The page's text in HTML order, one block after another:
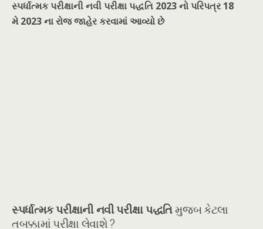
સ્પર્ધાત્મક પરીક્ષાની નવી પરીક્ષા પદ્ધતિ 2023 નો પરિપત્ર 18
મે 2023 ના રોજ જાહેર કરવામાં આવ્યો છે
સ્પર્ધાત્મક પરીક્ષાની નવી પરીક્ષા પદ્ધતિમુજબ કેટલા
તબક્કામાં પરીક્ષા લેવાશે ?